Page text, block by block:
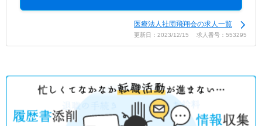
医療法人社団飛翔会の求人一覧
更新日：2023/12/15 求人番号：553295